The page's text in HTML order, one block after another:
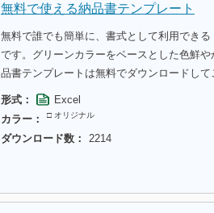
無料で使える納品書テンプレート
無料で誰でも簡単に、書式として利用でき
です。グリーンカラーをベースとした色鮮
品書テンプレートは無料でダウンロードして
形式：
Excel
カラー：
□ オリジナル
ダウンロード数： 2214